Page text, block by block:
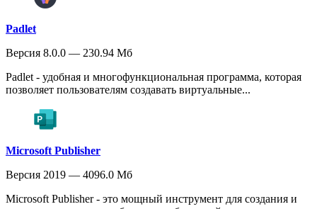
Padlet
Версия 8.0.0 — 230.94 Мб
Padlet - удобная и многофункциональная программа, которая
позволяет пользователям создавать виртуальные...
Microsoft Publisher
Версия 2019 — 4096.0 Мб
Microsoft Publisher - это мощный инструмент для создания и